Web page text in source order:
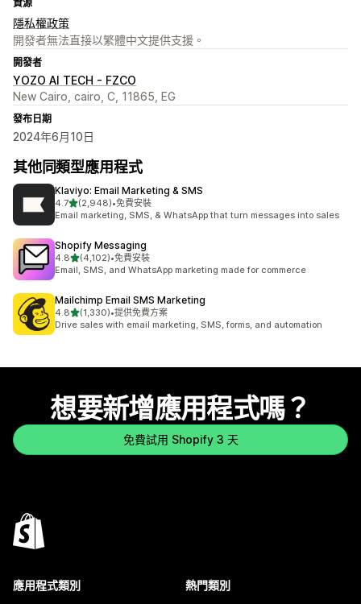
資源
隱私權政策
開發者無法直接以繁體中文提供支援。
開發者
YOZO AI TECH - FZCO
New Cairo, cairo, C, 11865, EG
發布日期
2024年6月10日
其他同類型應用程式
Klaviyo: Email Marketing & SMS
4.7滿分 5 顆星
(2,948)
共有 2948 則評價
•免費安裝
Email marketing, SMS, & WhatsApp that turn messages into sales
Shopify Messaging
4.8滿分 5 顆星
(4,102)
共有 4102 則評價
•免費安裝
Email, SMS, and WhatsApp marketing made for commerce
Mailchimp Email SMS Marketing
4.8滿分 5 顆星
(1,330)
共有 1330 則評價
•提供免費方案
Drive sales with email marketing, SMS, forms, and automation
想要新增應用程式嗎？
免費試用 Shopify 3 天
應用程式類別 熱門類別